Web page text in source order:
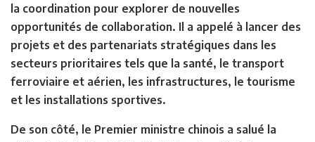
la coordination pour explorer de nouvelles
opportunités de collaboration. Il a appelé à lancer des
projets et des partenariats stratégiques dans les
secteurs prioritaires tels que la santé, le transport
ferroviaire et aérien, les infrastructures, le tourisme
et les installations sportives.
De son côté, le Premier ministre chinois a salué la